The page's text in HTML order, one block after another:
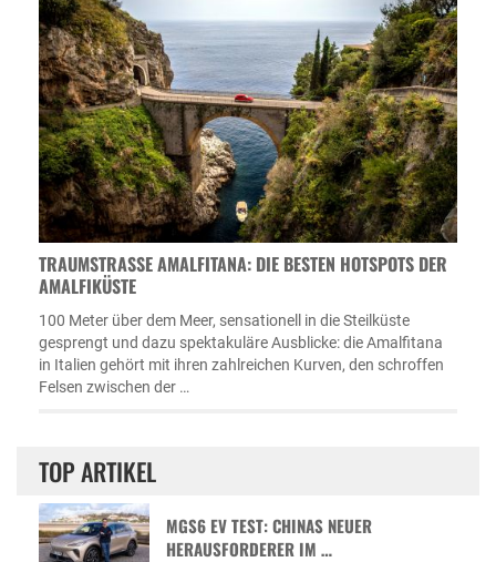
TRAUMSTRASSE AMALFITANA: DIE BESTEN HOTSPOTS DER A
MALFIKÜSTE
100 Meter über dem Meer, sensationell in die Steilküste
gesprengt und dazu spektakuläre Ausblicke: die Amalfitana
in Italien gehört mit ihren zahlreichen Kurven, den schroffen
Felsen zwischen der …
TOP ARTIKEL
MGS6 EV TEST: CHINAS NEUER
HERAUSFORDERER IM …